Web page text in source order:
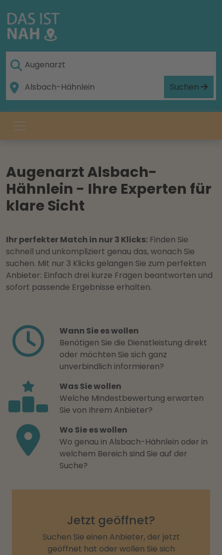
Suchen
Augenarzt Alsbach-
Hähnlein - Ihre Experten für
klare Sicht
Ihr perfekter Match in nur 3 Klicks: Finden Sie
schnell und unkompliziert genau das, wonach Sie
suchen. Mit nur 3 Klicks gelangen Sie zum perfekten
Anbieter: Einfach drei kurze Fragen beantworten und
sofort passende Ergebnisse erhalten.
Wann Sie es wollen
Benötigen Sie die Dienstleistung direkt
oder möchten Sie sich ganz
unverbindlich informieren?
Was Sie wollen
Welche Mindestbewertung erwarten
Sie von Ihrem Anbieter?
Wo Sie es wollen
Wo genau in Alsbach-Hähnlein oder in
welchem Bereich sind Sie auf der
Suche?
Jetzt geöffnet?
Suchen Sie einen Anbieter, der jetzt
geöffnet hat oder wollen Sie sich